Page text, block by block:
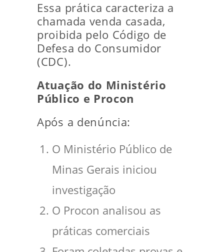
Essa prática caracteriza a
chamada venda casada,
proibida pelo Código de
Defesa do Consumidor
(CDC).
Atuação do Ministério
Público e Procon
Após a denúncia:
O Ministério Público de
Minas Gerais iniciou
investigação
O Procon analisou as
práticas comerciais